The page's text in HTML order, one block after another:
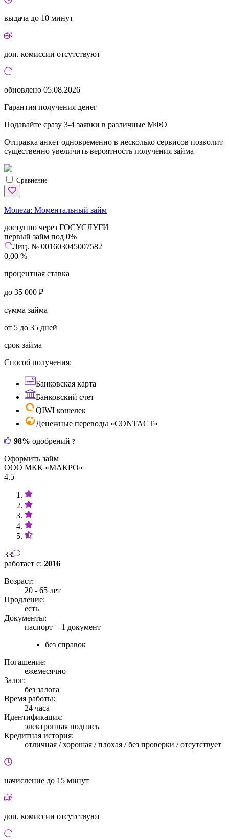
выдача до 10 минут
доп. комиссии отсутствуют
обновлено 05.08.2026
Гарантия получения денег
Подавайте сразу 3-4 заявки в различные МФО
Отправка анкет одновременно в несколько сервисов позволит
существенно увеличить вероятность получения займа
Сравнение
Moneza: Моментальный займ
доступно через ГОСУСЛУГИ
первый займ под 0%
Лиц. № 001603045007582
0,00 %
процентная ставка
до 35 000 ₽
сумма займа
от 5 до 35 дней
срок займа
Способ получения:
Банковская карта
Банковский счет
QIWI кошелек
Денежные переводы «CONTACT»
98% одобрений ?
Оформить займ
ООО МКК «МАКРО»
4.5
33
работает с: 2016
Возраст:
20 - 65 лет
Продление:
есть
Документы:
паспорт + 1 документ
без справок
Погашение:
ежемесячно
Залог:
без залога
Время работы:
24 часа
Идентификация:
электронная подпись
Кредитная история:
отличная / хорошая / плохая / без проверки / отсутствует
начисление до 15 минут
доп. комиссии отсутствуют